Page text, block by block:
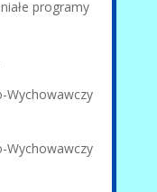
programy
Wychowawczy
Wychowawczy